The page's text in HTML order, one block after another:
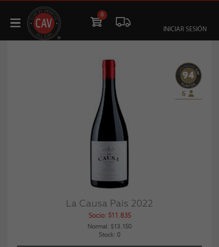
0
INICIAR SESIÓN
94
6
La Causa Pais 2022
Socio: $11.835
Normal: $13.150
Stock: 0